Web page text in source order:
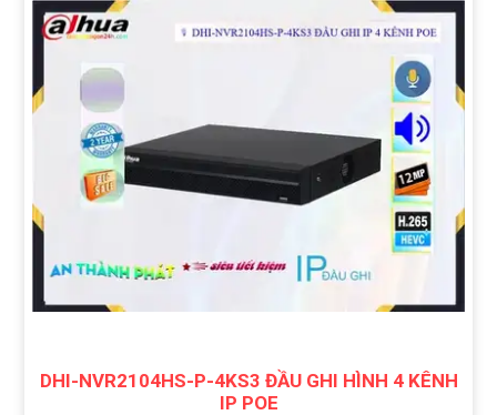
DHI-NVR2104HS-P-4KS3 ĐẦU GHI HÌNH 4 KÊNH
IP POE